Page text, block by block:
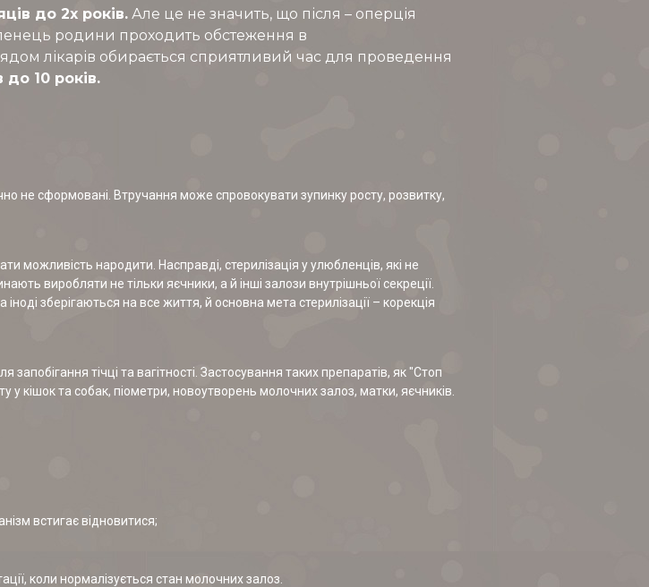
до 2х років. Але це не значить, що після – оперція
родини проходить обстеження в
лікарів обирається сприятливий час для проведення
до 10 років.
не сформовані. Втручання може спровокувати зупинку росту, розвитку,
можливість народити. Насправді, стерилізація у улюбленців, які не
виробляти не тільки яєчники, а й інші залози внутрішньої секреції.
зберігаються на все життя, й основна мета стерилізації – корекція
тічці та вагітності. Застосування таких препаратів, як "Стоп
у кішок та собак, піометри, новоутворень молочних залоз, матки, яєчників.
встигає відновитися;
коли нормалізується стан молочних залоз.